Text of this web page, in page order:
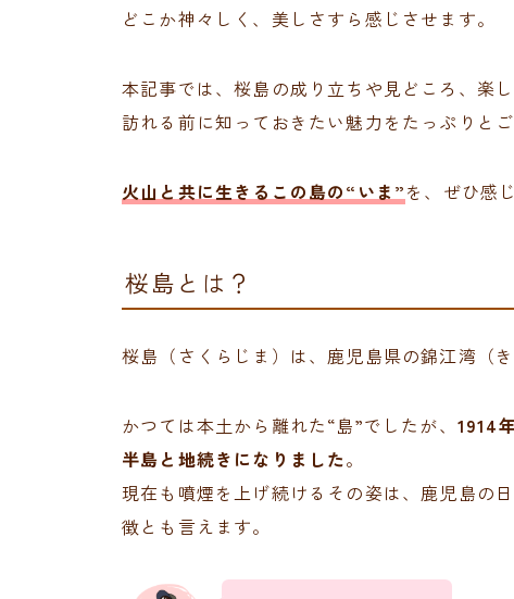
どこか神々しく、美しさすら感じさせます。
本記事では、桜島の成り立ちや見どころ、楽し
訪れる前に知っておきたい魅力をたっぷりとご
火山と共に生きるこの島の“いま”を、ぜひ感
桜島とは？
桜島（さくらじま）は、鹿児島県の錦江湾（
かつては本土から離れた“島”でしたが、 1914
半島と地続きになりました。
現在も噴煙を上げ続けるその姿は、鹿児島の
徴とも言えます。